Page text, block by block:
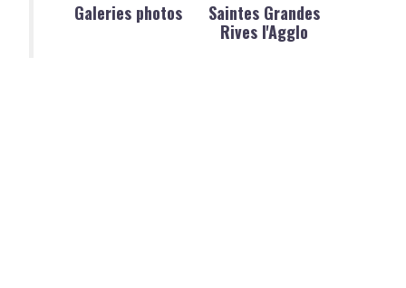
Galeries photos
Saintes Grandes
Rives l'Agglo